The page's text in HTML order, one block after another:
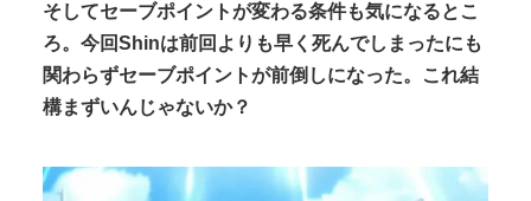
そしてセーブポイントが変わる条件も気になるとこ
ろ。今回Shinは前回よりも早く死んでしまったにも
関わらずセーブポイントが前倒しになった。これ結
構まずいんじゃないか？